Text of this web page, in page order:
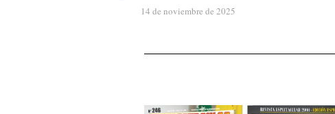
14 de noviembre de 2025